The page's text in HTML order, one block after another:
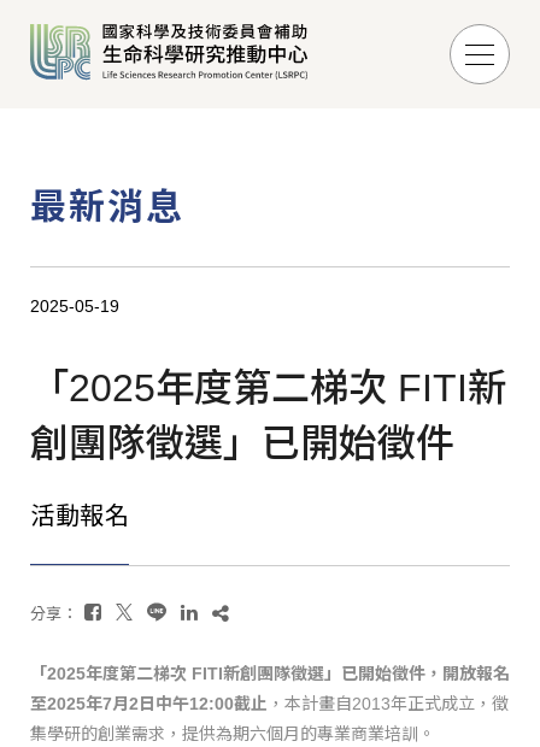
最新消息
2025-05-19
「2025年度第二梯次 FITI新
創團隊徵選」已開始徵件
活動報名
分享：
「2025年度第二梯次 FITI新創團隊徵選」已開始徵件， 開放報名
至2025年7月2日中午12:00截止 ， 本計畫自2013年正式成立，徵
集學研的創業需求， 提供為期六個月的專業商業培訓。